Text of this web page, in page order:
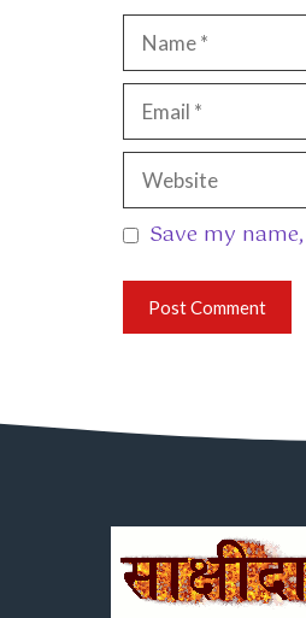
Name
Email
Website
Save my